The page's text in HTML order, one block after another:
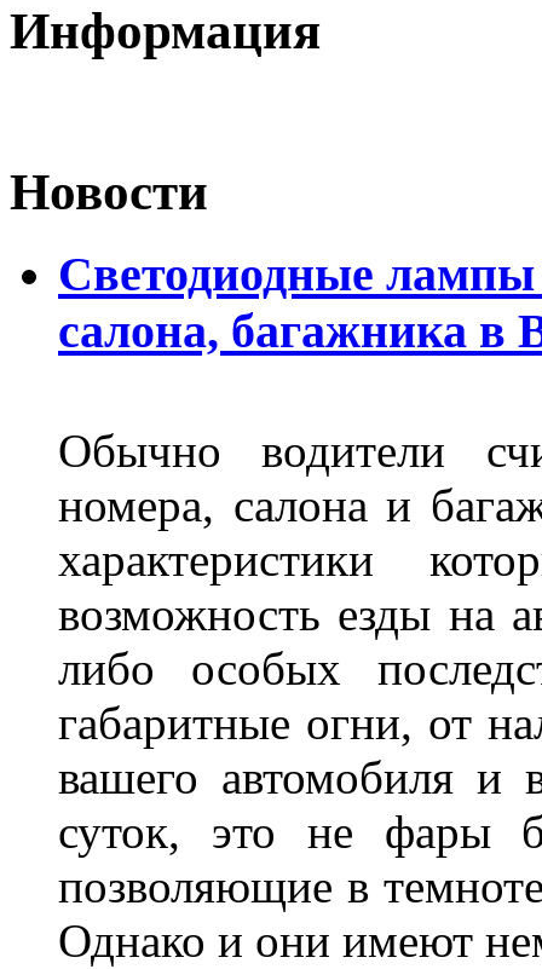
Информация
Новости
Светодиодные лампы
салона, багажника в
Обычно водители
номера, салона и
характеристики
возможность езды на
либо особых
габаритные огни, от
вашего автомобиля и
суток, это не фары
позволяющие в
Однако и они имеют